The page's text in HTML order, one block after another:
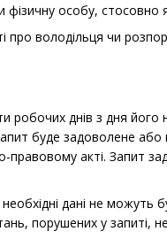
фізичну особу, стосовно
володільця чи
днів з дня
буде задоволене або
правовому акті. Запит
дані не можуть
порушених у